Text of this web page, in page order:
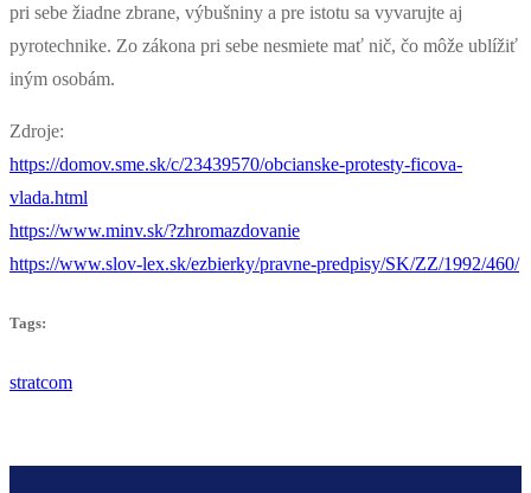
pri sebe žiadne zbrane, výbušniny a pre istotu sa vyvarujte aj
pyrotechnike. Zo zákona pri sebe nesmiete mať nič, čo môže ublížiť
iným osobám.
Zdroje:
https://domov.sme.sk/c/23439570/obcianske-protesty-ficova-
vlada.html
https://www.minv.sk/?zhromazdovanie
https://www.slov-lex.sk/ezbierky/pravne-predpisy/SK/ZZ/1992/460/
Tags:
stratcom